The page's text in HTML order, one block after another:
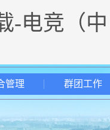
-电竞（中
管理 群团工作